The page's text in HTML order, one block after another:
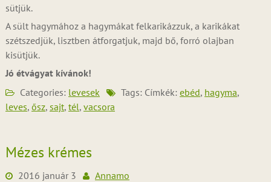
sütjük.
A sült hagymához a hagymákat felkarikázzuk, a karikákat
szétszedjük, lisztben átforgatjuk, majd bő, forró olajban
kisütjük.
Jó étvágyat kívánok!
Categories: levesek Tags: Címkék: ebéd, hagyma,
leves, ősz, sajt, tél, vacsora
Mézes krémes
2016 január 3
Annamo